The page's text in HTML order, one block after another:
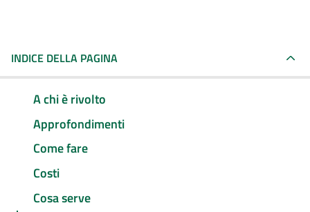
INDICE DELLA PAGINA
A chi è rivolto
Approfondimenti
Come fare
Costi
Cosa serve